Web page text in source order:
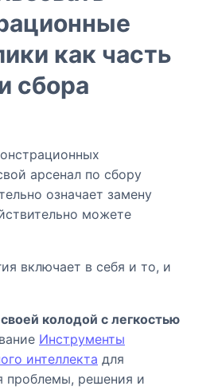
как часть
сбора
арсенал по сбору
означает замену
можете
включает в себя и то, и
колодой с легкостью
Инструменты
интеллекта для
проблемы, решения и